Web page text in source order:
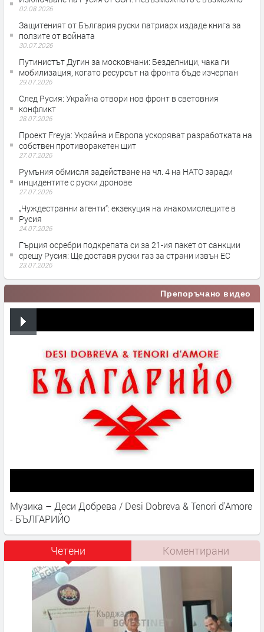
02.08.2026
Защитеният от България руски патриарх издаде книга за
ползите от войната
30.07.2026
Путинистът Дугин за московчани: Безделници, чака ги
мобилизация, когато ресурсът на фронта бъде изчерпан
29.07.2026
След Русия: Украйна отвори нов фронт в световния
конфликт
28.07.2026
Проект Freyja: Украйна и Европа ускоряват разработката на
собствен противоракетен щит
27.07.2026
Румъния обмисля задействане на чл. 4 на НАТО заради
инцидентите с руски дронове
27.07.2026
„Чуждестранни агенти“: екзекуция на инакомислещите в
Русия
24.07.2026
Гърция осребри подкрепата си за 21-ия пакет от санкции
срещу Русия: Ще доставя руски газ за страни извън ЕС
23.07.2026
Препоръчано видео
Музика – Деси Добрева / Desi Dobreva & Tenori d'Amore
- БЪЛГАРИЙО
Четени Коментирани